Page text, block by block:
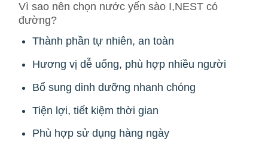
Vì sao nên chọn nước yến sào I,NEST có
đường?
Thành phần tự nhiên, an toàn
Hương vị dễ uống, phù hợp nhiều người
Bổ sung dinh dưỡng nhanh chóng
Tiện lợi, tiết kiệm thời gian
Phù hợp sử dụng hàng ngày